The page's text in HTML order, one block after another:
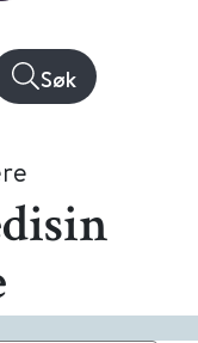
Søk